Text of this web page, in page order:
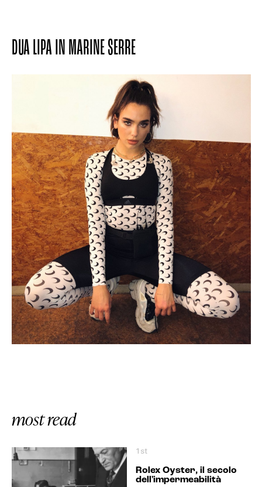
DUA LIPA IN MARINE SERRE
most read
1st
Rolex Oyster, il secolo
dell'impermeabilità